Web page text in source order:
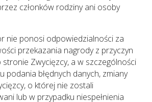
członków rodziny ani osoby
nie ponosi odpowiedzialności za
przekazania nagrody z przyczyn
stronie Zwycięzcy, a w szczególności
podania błędnych danych, zmiany
o której nie zostali
lub w przypadku niespełnienia